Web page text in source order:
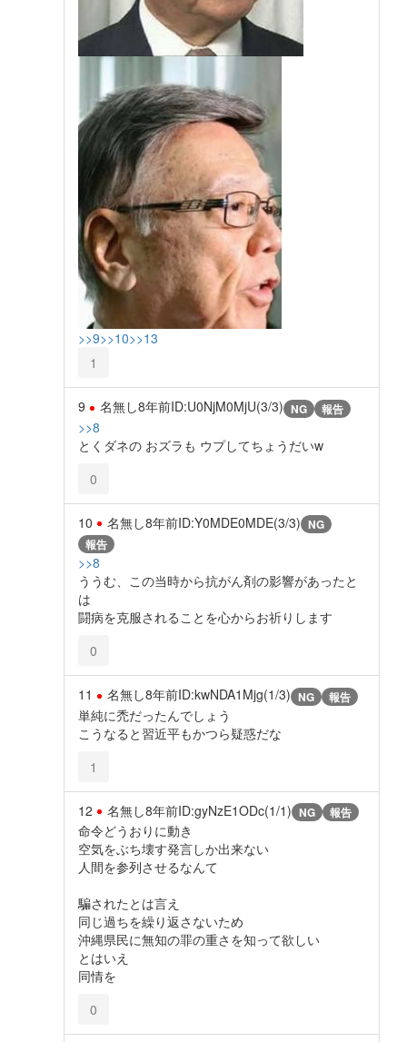
>>9>>10>>13
1
9 名無し8年前ID:U0NjM0MjU(3/3) NG 報告
>>8
とくダネの おズラも ウプしてちょうだいw
0
10 名無し8年前ID:Y0MDE0MDE(3/3) NG
報告
>>8
ううむ、この当時から抗がん剤の影響があったと
は
闘病を克服されることを心からお祈りします
0
11 名無し8年前ID:kwNDA1Mjg(1/3) NG 報告
単純に禿だったんでしょう
こうなると習近平もかつら疑惑だな
1
12 名無し8年前ID:gyNzE1ODc(1/1) NG 報告
命令どうおりに動き
空気をぶち壊す発言しか出来ない
人間を参列させるなんて
騙されたとは言え
同じ過ちを繰り返さないため
沖縄県民に無知の罪の重さを知って欲しい
とはいえ
同情を
0